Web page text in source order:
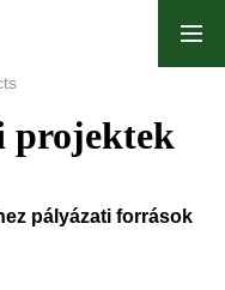
projektek
pályázati források